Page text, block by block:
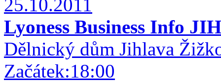
25.10.2011
Lyoness Business Info
Dělnický dům Jihlava
Začátek:18:00